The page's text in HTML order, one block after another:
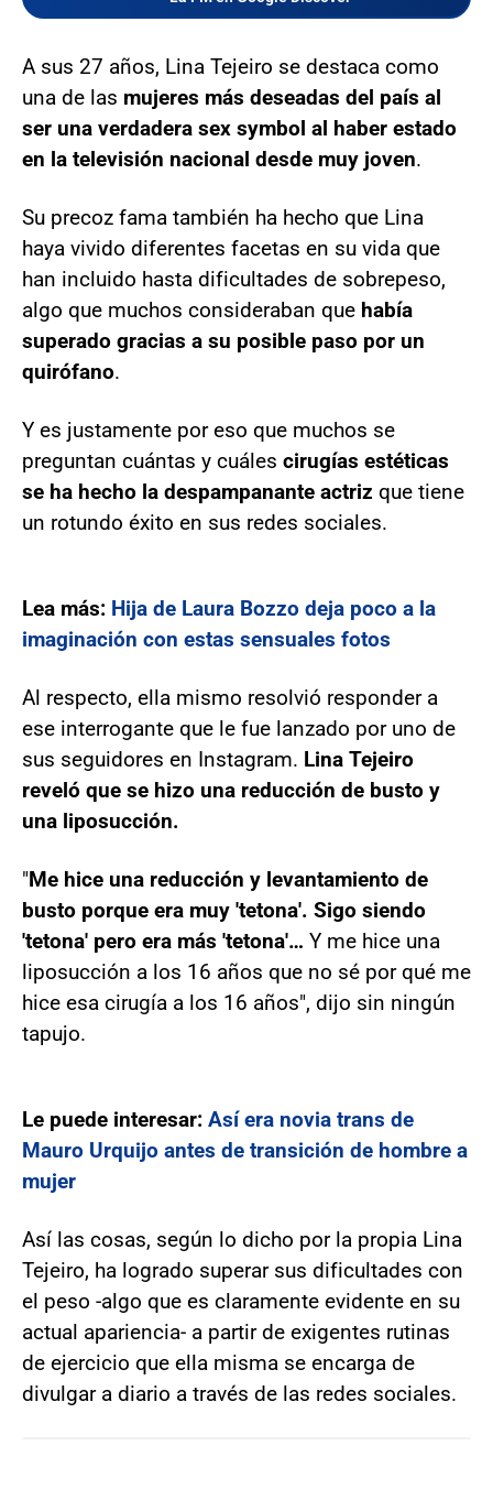
A sus 27 años, Lina Tejeiro se destaca como
una de las mujeres más deseadas del país al
ser una verdadera sex symbol al haber estado
en la televisión nacional desde muy joven.
Su precoz fama también ha hecho que Lina
haya vivido diferentes facetas en su vida que
han incluido hasta dificultades de sobrepeso,
algo que muchos consideraban que había
superado gracias a su posible paso por un
quirófano.
Y es justamente por eso que muchos se
preguntan cuántas y cuáles cirugías estéticas
se ha hecho la despampanante actriz que tiene
un rotundo éxito en sus redes sociales.
Lea más: Hija de Laura Bozzo deja poco a la
imaginación con estas sensuales fotos
Al respecto, ella mismo resolvió responder a
ese interrogante que le fue lanzado por uno de
sus seguidores en Instagram. Lina Tejeiro
reveló que se hizo una reducción de busto y
una liposucción.
"Me hice una reducción y levantamiento de
busto porque era muy 'tetona'. Sigo siendo
'tetona' pero era más 'tetona'… Y me hice una
liposucción a los 16 años que no sé por qué me
hice esa cirugía a los 16 años", dijo sin ningún
tapujo.
Le puede interesar: Así era novia trans de
Mauro Urquijo antes de transición de hombre a
mujer
Así las cosas, según lo dicho por la propia Lina
Tejeiro, ha logrado superar sus dificultades con
el peso -algo que es claramente evidente en su
actual apariencia- a partir de exigentes rutinas
de ejercicio que ella misma se encarga de
divulgar a diario a través de las redes sociales.